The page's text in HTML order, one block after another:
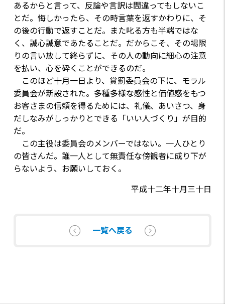
あるからと言って、反論や言訳は間違ってもしないこ
とだ。悔しかったら、その時言葉を返すかわりに、そ
の後の行動で返すことだ。また叱る方も半端ではな
く、誠心誠意であたることだ。だからこそ、その場限
りの言い放して終らずに、その人の動向に細心の注意
を払い、心を砕くことができるのだ。
このほど十月一日より、賞罰委員会の下に、モラル
委員会が新設された。多種多様な感性と価値感をもつ
お客さまの信頼を得るためには、礼儀、あいさつ、身
だしなみがしっかりとできる「いい人づくり」が目的
だ。
この主役は委員会のメンバーではない。一人ひとり
の皆さんだ。誰一人として無責任な傍観者に成り下が
らないよう、お願いしておく。
平成十二年十月三十日
一覧へ戻る